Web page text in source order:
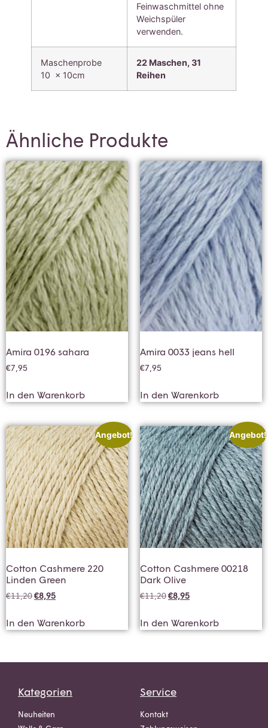
Feinwaschmittel ohne
Weichspüler
verwenden.
Maschenprobe
10 x 10cm
22 Maschen, 31
Reihen
Ähnliche Produkte
Amira 0196 sahara
€7,95
In den Warenkorb
Amira 0033 jeans hell
€7,95
In den Warenkorb
Angebot!
Cotton Cashmere 220
Linden Green
€11,20€8,95
In den Warenkorb
Angebot!
Cotton Cashmere 00218
Dark Olive
€11,20€8,95
In den Warenkorb
Kategorien
Neuheiten
Service
Kontakt